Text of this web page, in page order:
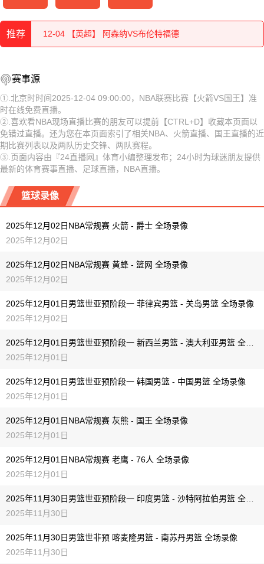
推荐
12-04 【西甲】 毕尔巴鄂竞技VS皇家马德里
12-04 【英超】 阿森纳VS布伦特福德
12-04 【英超】 狼队VS诺丁汉森林
12-04 【英超】 利兹联VS切尔西
12-04 【英超】 利物浦VS桑德兰
12-04 【NBA】 骑士VS开拓者
12-04 【NBA】 魔术VS马刺
12-04 【NBA】 老鹰VS快船
12-04 【英超】 布莱顿VS阿斯顿维拉
12-04 【英超】 伯恩利VS水晶宫
12-04 【英超】 狼队VS诺丁汉森林
12-04 【英超】 利兹联VS切尔西
12-04 【NBA】 骑士VS开拓者
12-04 【NBA】 步行者VS掘金
12-04 【NBA】 老鹰VS快船
12-04 【NBA】 尼克斯VS黄蜂
赛事源
①.北京时时间2025-12-04 09:00:00，NBA联赛比赛【火箭VS国王】准
时在线免费直播。
②.喜欢看NBA现场直播比赛的朋友可以提前【CTRL+D】收藏本页面以
免错过直播。还为您在本页面索引了相关NBA、火箭直播、国王直播的近
期比赛列表以及两队历史交锋、两队赛程。
③.页面内容由『24直播网』体育小编整理发布；24小时为球迷朋友提供
最新的体育赛事直播、足球直播，NBA直播。
篮球录像
2025年12月02日NBA常规赛 火箭 - 爵士 全场录像
2025年12月02日
2025年12月02日NBA常规赛 黄蜂 - 篮网 全场录像
2025年12月02日
2025年12月01日男篮世亚预阶段一 菲律宾男篮 - 关岛男篮 全场录像
2025年12月02日
2025年12月01日
2025年12月01日男篮世亚预阶段一 韩国男篮 - 中国男篮 全场录像
2025年12月01日
2025年12月01日NBA常规赛 灰熊 - 国王 全场录像
2025年12月01日
2025年12月01日NBA常规赛 老鹰 - 76人 全场录像
2025年12月01日
2025年11月30日
2025年11月30日男篮世非预 喀麦隆男篮 - 南苏丹男篮 全场录像
2025年11月30日